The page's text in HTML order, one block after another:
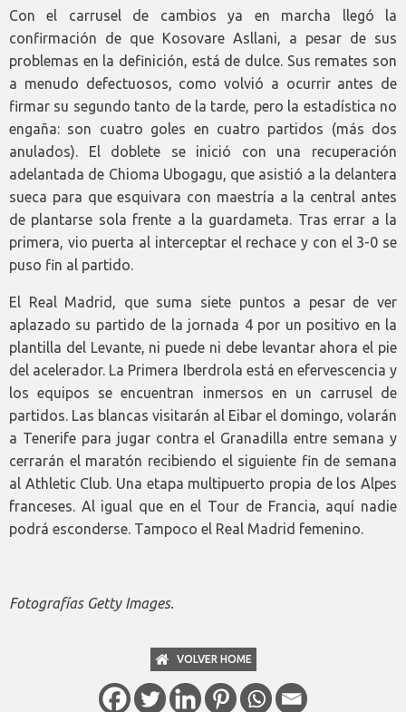
Con el carrusel de cambios ya en marcha llegó la
confirmación de que Kosovare Asllani, a pesar de sus
problemas en la definición, está de dulce. Sus remates son
a menudo defectuosos, como volvió a ocurrir antes de
firmar su segundo tanto de la tarde, pero la estadística no
engaña: son cuatro goles en cuatro partidos (más dos
anulados). El doblete se inició con una recuperación
adelantada de Chioma Ubogagu, que asistió a la delantera
sueca para que esquivara con maestría a la central antes
de plantarse sola frente a la guardameta. Tras errar a la
primera, vio puerta al interceptar el rechace y con el 3-0 se
puso fin al partido.
El Real Madrid, que suma siete puntos a pesar de ver
aplazado su partido de la jornada 4 por un positivo en la
plantilla del Levante, ni puede ni debe levantar ahora el pie
del acelerador. La Primera Iberdrola está en efervescencia y
los equipos se encuentran inmersos en un carrusel de
partidos. Las blancas visitarán al Eibar el domingo, volarán
a Tenerife para jugar contra el Granadilla entre semana y
cerrarán el maratón recibiendo el siguiente fin de semana
al Athletic Club. Una etapa multipuerto propia de los Alpes
franceses. Al igual que en el Tour de Francia, aquí nadie
podrá esconderse. Tampoco el Real Madrid femenino.
Fotografías Getty Images.
VOLVER HOME